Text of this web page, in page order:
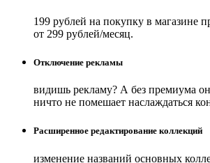
199 рублей на покупку в магазине
от 299 рублей/месяц.
Отключение рекламы
видишь рекламу? А без премиума
ничто не помешает наслаждаться
Расширенное редактирование коллекций
изменение названий основных